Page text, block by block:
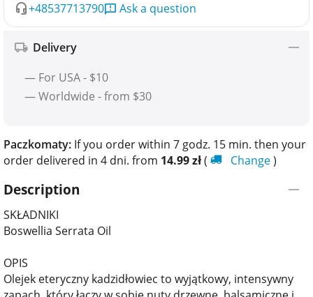
+48537713790
Ask a question
Delivery
— For USA - $10
— Worldwide - from $30
Paczkomaty: If you order within 7 godz. 15 min. then your
order delivered in 4 dni. from 14.99zł( Change)
Description
SKŁADNIKI
Boswellia Serrata Oil
OPIS
Olejek eteryczny kadzidłowiec to wyjątkowy, intensywny